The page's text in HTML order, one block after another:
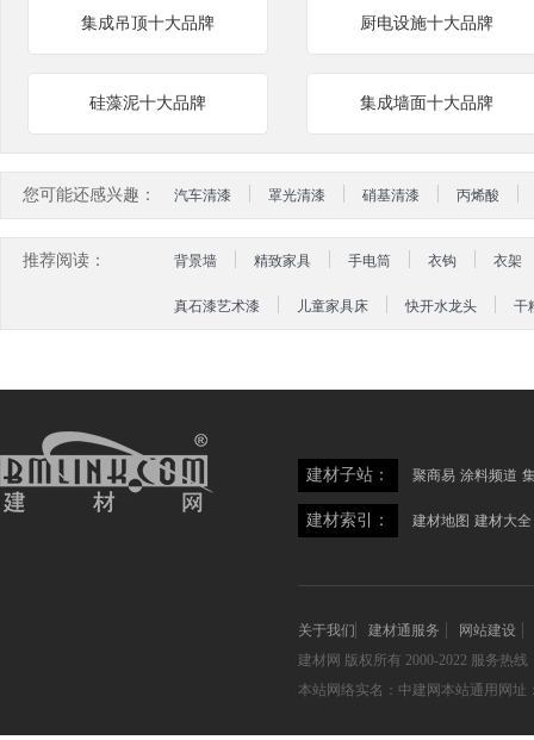
集成吊顶十大品牌 厨电设施十大品牌
硅藻泥十大品牌 集成墙面十大品牌
您可能还感兴趣： 汽车清漆 罩光清漆 硝基清漆 丙烯酸
推荐阅读： 背景墙 精致家具 手电筒 衣钩 衣架
真石漆艺术漆 儿童家具床 快开水龙头 干
建材子站： 聚商易 涂料频道
建材索引： 建材地图 建材大全
关于我们 建材通服务
网站建设
建材网 版权所有 2000-2022 服务热线
本站网络实名：中建网本站通用网址